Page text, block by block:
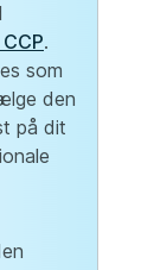
.
som
den
på dit